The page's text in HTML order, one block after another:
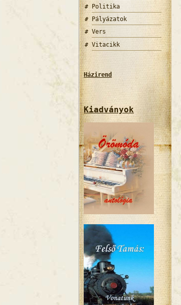
Politika
Pályázatok
Vers
Vitacikk
Házirend
Kiadványok